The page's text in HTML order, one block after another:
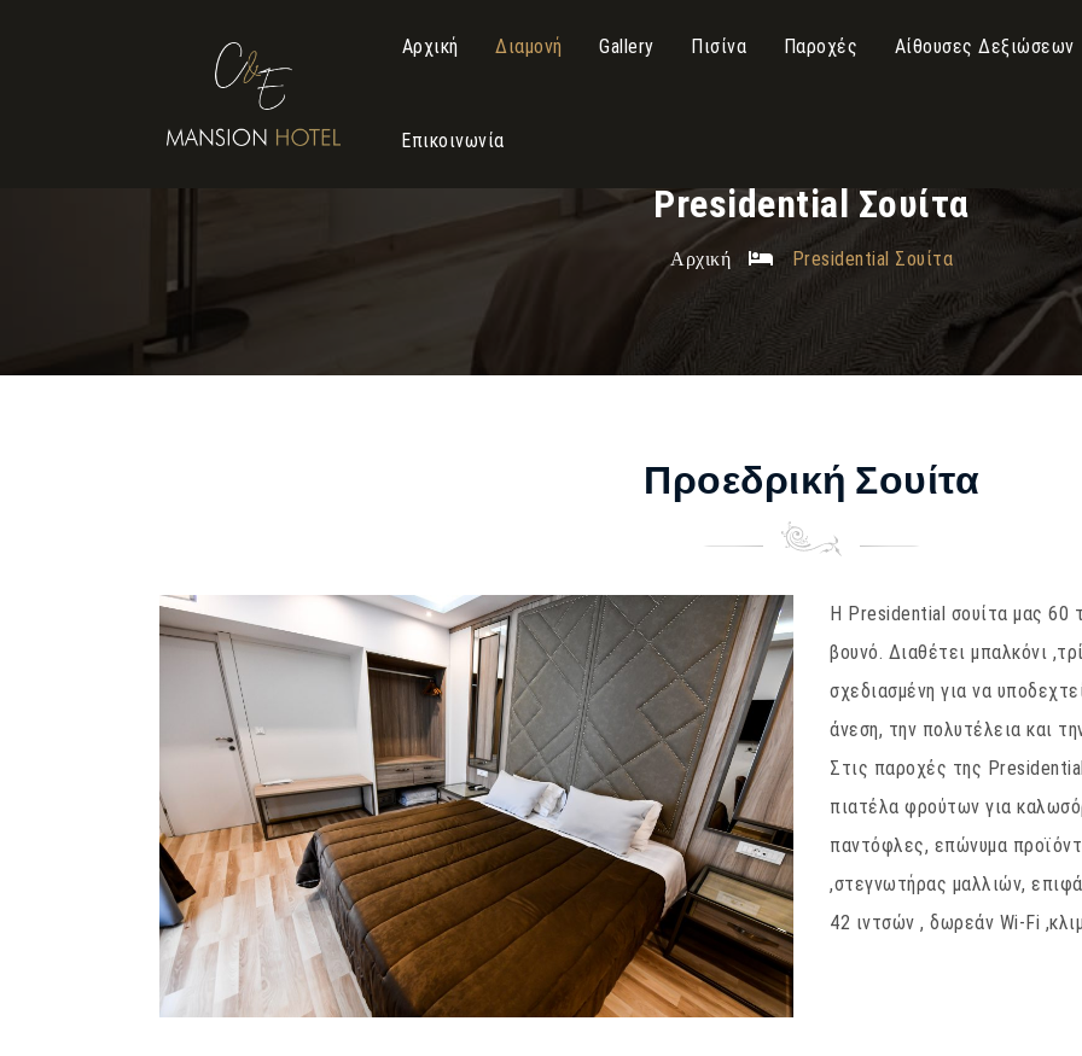
Αρχική Διαμονή Gallery Πισίνα Παροχές Αίθουσες Δεξιώσεων
Επικοινωνία
Presidential Σουίτα
Αρχική Presidential Σουίτα
Προεδρική Σουίτα
Η Presidential σουίτα μας 60
βουνό. Διαθέτει μπαλκόνι
σχεδιασμένη για να
άνεση, την πολυτέλεια και
Στις παροχές της
πιατέλα φρούτων για
παντόφλες, επώνυμα
,στεγνωτήρας μαλλιών,
42 ιντσών , δωρεάν Wi-Fi